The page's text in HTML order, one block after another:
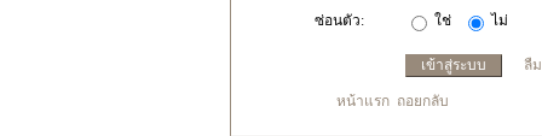
ซ่อนตัว: ใช่ ไม่
ลื
หน้าแรก ถอยกลับ